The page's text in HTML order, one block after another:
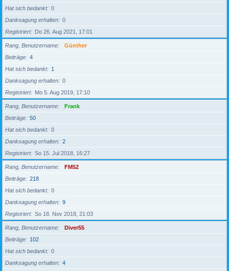
Hat sich bedankt
0
Danksagung erhalten
0
Registriert
Do 26. Aug 2021, 17:01
Rang, Benutzername
Günther
Beiträge
4
Hat sich bedankt
1
Danksagung erhalten
0
Registriert
Mo 5. Aug 2019, 17:10
Rang, Benutzername
Frank
Beiträge
50
Hat sich bedankt
0
Danksagung erhalten
2
Registriert
So 15. Jul 2018, 16:27
Rang, Benutzername
FM52
Beiträge
218
Hat sich bedankt
0
Danksagung erhalten
9
Registriert
So 18. Nov 2018, 21:03
Rang, Benutzername
Diver55
Beiträge
102
Hat sich bedankt
0
Danksagung erhalten
4